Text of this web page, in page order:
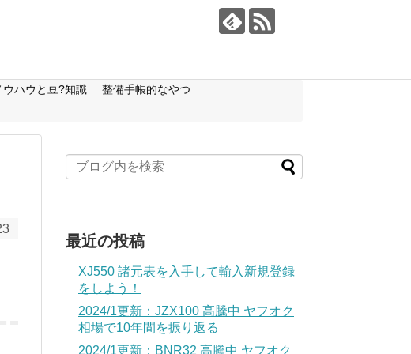
ウハウと豆?知識
整備手帳的なやつ
最近の投稿
XJ550 諸元表を入手して輸入新規登録
をしよう！
2024/1更新：JZX100 高騰中 ヤフオク
相場で10年間を振り返る
2024/1更新：BNR32 高騰中 ヤフオク